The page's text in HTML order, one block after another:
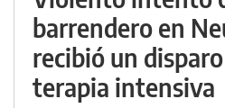
barrendero en
recibió un
terapia intensiva